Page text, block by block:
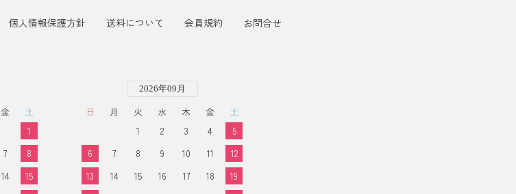
個人情報保護方針 送料について 会員規約 お問合せ
金
土
1
7
8
14
15
2026年09月
日 月 火 水 木 金
土
1
2 3 4
5
6
7 8 9 10 11
12
13
14 15 16 17 18
19